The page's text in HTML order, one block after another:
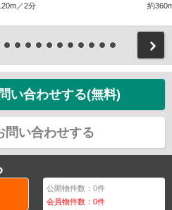
／2分 約
い合わせする(無料)
問い合わせする
公開物件数：0件
会員物件数：0件